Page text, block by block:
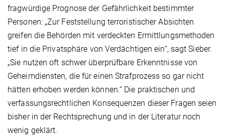
fragwürdige Prognose der Gefährlichkeit bestimmter
Personen: „Zur Feststellung terroristischer Absichten
greifen die Behörden mit verdeckten Ermittlungsmethoden
tief in die Privatsphäre von Verdächtigen ein“, sagt Sieber.
„Sie nutzen oft schwer überprüfbare Erkenntnisse von
Geheimdiensten, die für einen Strafprozess so gar nicht
hätten erhoben werden können.“ Die praktischen und
verfassungsrechtlichen Konsequenzen dieser Fragen seien
bisher in der Rechtsprechung und in der Literatur noch
wenig geklärt.